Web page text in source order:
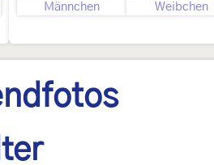
Männchen Weibchen